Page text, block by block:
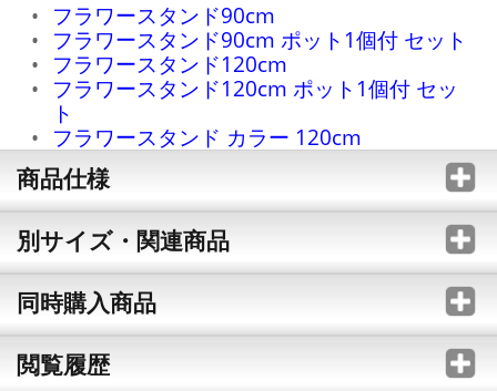
フラワースタンド90cm
フラワースタンド90cm ポット1個付 セット
フラワースタンド120cm
フラワースタンド120cm ポット1個付 セッ
ト
フラワースタンド カラー 120cm
商品仕様
別サイズ・関連商品
同時購入商品
閲覧履歴